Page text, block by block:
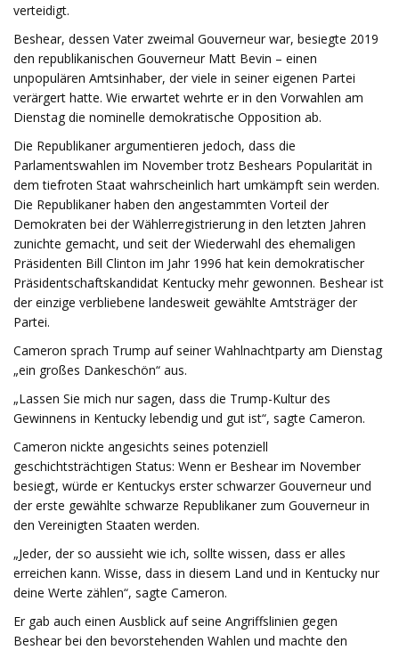
verteidigt.
Beshear, dessen Vater zweimal Gouverneur war, besiegte 2019
den republikanischen Gouverneur Matt Bevin – einen
unpopulären Amtsinhaber, der viele in seiner eigenen Partei
verärgert hatte. Wie erwartet wehrte er in den Vorwahlen am
Dienstag die nominelle demokratische Opposition ab.
Die Republikaner argumentieren jedoch, dass die
Parlamentswahlen im November trotz Beshears Popularität in
dem tiefroten Staat wahrscheinlich hart umkämpft sein werden.
Die Republikaner haben den angestammten Vorteil der
Demokraten bei der Wählerregistrierung in den letzten Jahren
zunichte gemacht, und seit der Wiederwahl des ehemaligen
Präsidenten Bill Clinton im Jahr 1996 hat kein demokratischer
Präsidentschaftskandidat Kentucky mehr gewonnen. Beshear ist
der einzige verbliebene landesweit gewählte Amtsträger der
Partei.
Cameron sprach Trump auf seiner Wahlnachtparty am Dienstag
„ein großes Dankeschön“ aus.
„Lassen Sie mich nur sagen, dass die Trump-Kultur des
Gewinnens in Kentucky lebendig und gut ist“, sagte Cameron.
Cameron nickte angesichts seines potenziell
geschichtsträchtigen Status: Wenn er Beshear im November
besiegt, würde er Kentuckys erster schwarzer Gouverneur und
der erste gewählte schwarze Republikaner zum Gouverneur in
den Vereinigten Staaten werden.
„Jeder, der so aussieht wie ich, sollte wissen, dass er alles
erreichen kann. Wisse, dass in diesem Land und in Kentucky nur
deine Werte zählen“, sagte Cameron.
Er gab auch einen Ausblick auf seine Angriffslinien gegen
Beshear bei den bevorstehenden Wahlen und machte den